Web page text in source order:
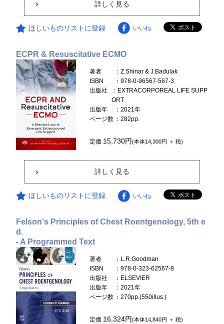
詳しく見る
ほしいものリストに登録 いいね
ECPR & Resuscitative ECMO
著者
：Z.Shinar & J.Badulak
ISBN
：978-0-96567-567-3
出版社
：EXTRACORPOREAL LIFE SUPP
ORT
出版年
：2021年
ページ数 ：282pp.
定価 15,730円(本体14,300円 ＋ 税)
詳しく見る
ほしいものリストに登録 いいね
Felson's Principles of Chest Roentgenology, 5th e
d.
- A Programmed Text
著者
：L.R.Goodman
ISBN
：978-0-323-62567-8
出版社
：ELSEVIER
出版年
：2021年
ページ数 ：270pp.(550illus.)
定価 16,324円(本体14,840円 ＋ 税)